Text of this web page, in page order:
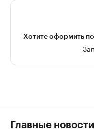
Хотите оформить
Главные новости